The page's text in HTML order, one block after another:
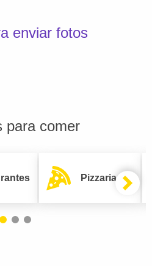
enviar fotos
para comer
Pizzarias